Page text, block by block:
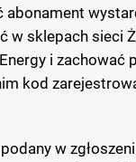
abonament
w sklepach sieci
i zachować
kod
w